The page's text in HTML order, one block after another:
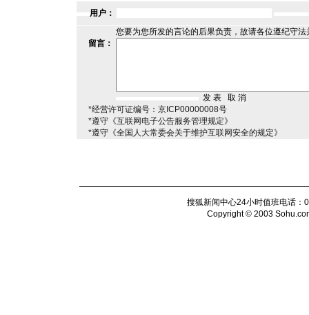
用户：
您要为您所发的言论的后果负责，故请各位遵纪守
留言：
*经营许可证编号：京ICP00000008号
*遵守《互联网电子公告服务管理规定》
*遵守《全国人大常委会关于维护互联网安全的规定》
搜狐新闻中心24小时值班电话
Copyright © 2003